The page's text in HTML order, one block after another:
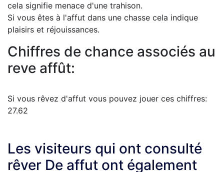
cela signifie menace d'une trahison.
Si vous êtes à l'affut dans une chasse cela indique
plaisirs et réjouissances.
Chiffres de chance associés au
reve affût:
Si vous rêvez d'affut vous pouvez jouer ces chiffres:
27.62
Les visiteurs qui ont consulté
rêver De affut ont également